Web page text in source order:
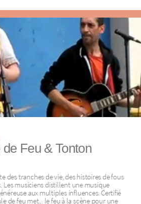
Feu & Tonton
des tranches de vie, des histoires de fous
Les musiciens distillent une musique
aux multiples influences. Certifié
de feu met... le feu à la scène pour une